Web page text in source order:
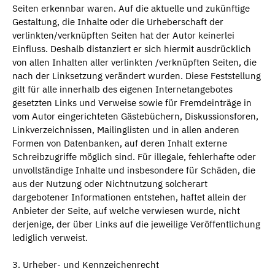
Seiten erkennbar waren. Auf die aktuelle und zukünftige
Gestaltung, die Inhalte oder die Urheberschaft der
verlinkten/verknüpften Seiten hat der Autor keinerlei
Einfluss. Deshalb distanziert er sich hiermit ausdrücklich
von allen Inhalten aller verlinkten /verknüpften Seiten, die
nach der Linksetzung verändert wurden. Diese Feststellung
gilt für alle innerhalb des eigenen Internetangebotes
gesetzten Links und Verweise sowie für Fremdeinträge in
vom Autor eingerichteten Gästebüchern, Diskussionsforen,
Linkverzeichnissen, Mailinglisten und in allen anderen
Formen von Datenbanken, auf deren Inhalt externe
Schreibzugriffe möglich sind. Für illegale, fehlerhafte oder
unvollständige Inhalte und insbesondere für Schäden, die
aus der Nutzung oder Nichtnutzung solcherart
dargebotener Informationen entstehen, haftet allein der
Anbieter der Seite, auf welche verwiesen wurde, nicht
derjenige, der über Links auf die jeweilige Veröffentlichung
lediglich verweist.
3. Urheber- und Kennzeichenrecht